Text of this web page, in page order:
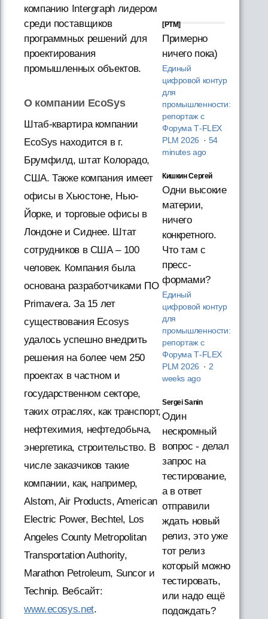
компанию Intergraph лидером
среди поставщиков
программных решений для
проектирования
промышленных объектов.
О компании EcoSys
Штаб-квартира компании
EcoSys находится в г.
Брумфилд, штат Колорадо,
США. Также компания имеет
офисы в Хьюстоне, Нью-
Йорке, и торговые офисы в
Лондоне и Сиднее. Штат
сотрудников в США – 100
человек. Компания была
основана разработчиками ПО
Primavera. За 15 лет
существования Ecosys
удалось успешно внедрить
решения на более чем 250
проектах в частном и
государственном секторе,
таких отраслях, как транспорт,
нефтехимия, нефтедобыча,
энергетика, строительство. В
числе заказчиков такие
компании, как, например,
Alstom, Air Products, American
Electric Power, Bechtel, Los
Angeles County Metropolitan
Transportation Authority,
Marathon Petroleum, Suncor и
Technip. Вебсайт:
www.ecosys.net.
[PTM]
Примерно
ничего пока)
Единый
цифровой контур
для
промышленности:
репортаж с
Форума T‑FLEX
PLM 2026 · 54
minutes ago
Кишкин Сергей
Одни высокие
материи,
ничего
конкретного.
Что там с
пресс-
формами?
Единый
цифровой контур
для
промышленности:
репортаж с
Форума T‑FLEX
PLM 2026 · 2
weeks ago
Sergei Sanin
Один
нескромный
вопрос - делал
запрос на
тестирование,
а в ответ
отправили
ждать новый
релиз, это уже
тот релиз
который можно
тестировать,
или надо ещё
подождать?